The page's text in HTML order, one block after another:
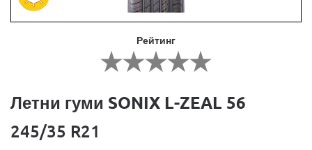
Рейтинг
Летни гуми SONIX L-ZEAL 56
245/35 R21